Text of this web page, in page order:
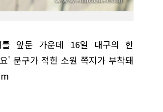
틀 앞둔 가운데 16일 대구의 한
' 문구가 적힌 소원 쪽지가 부착돼